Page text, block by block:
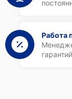
Работа